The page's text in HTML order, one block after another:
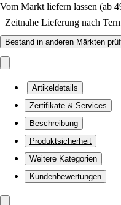
Vom Markt liefern lassen (ab
Zeitnahe Lieferung nach
Bestand in anderen Märkten
Artikeldetails
Zertifikate & Services
Beschreibung
Produktsicherheit
Weitere Kategorien
Kundenbewertungen